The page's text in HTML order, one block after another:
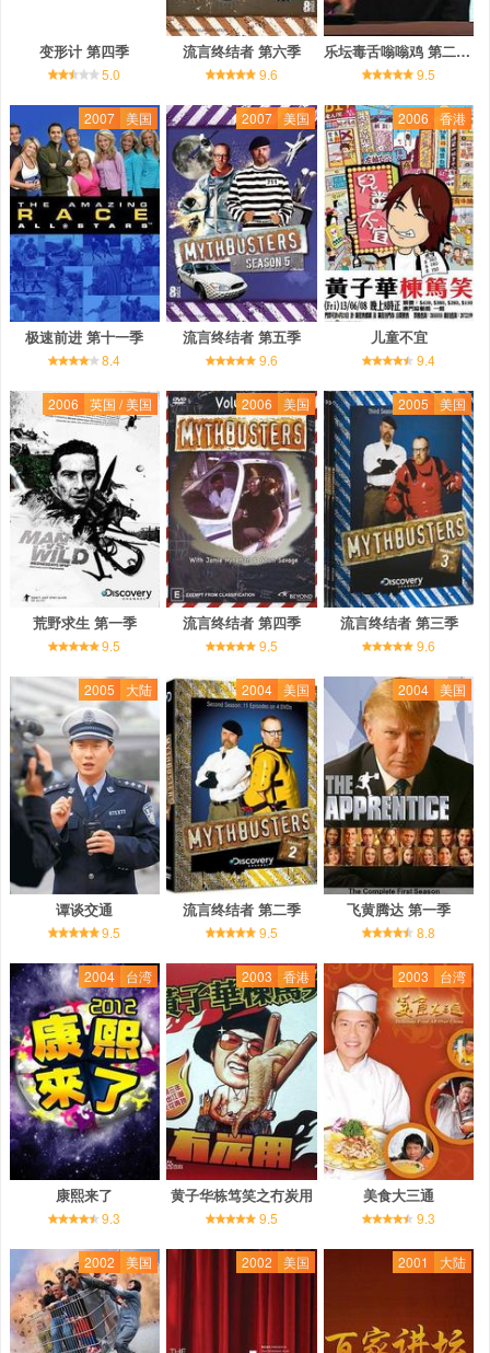
变形计 第四季
5.0
流言终结者 第六季
9.6
乐坛毒舌嗡嗡鸡 第二十一季
9.5
2007 美国
极速前进 第十一季
8.4
2007 美国
流言终结者 第五季
9.6
2006 香港
儿童不宜
9.4
2006 英国 / 美国
荒野求生 第一季
9.5
2006 美国
流言终结者 第四季
9.5
2005 美国
流言终结者 第三季
9.6
2005 大陆
谭谈交通
9.5
2004 美国
流言终结者 第二季
9.5
2004 美国
飞黄腾达 第一季
8.8
2004 台湾
康熙来了
9.3
2003 香港
黄子华栋笃笑之冇炭用
9.5
2003 台湾
美食大三通
9.3
2002 美国 2002 美国 2001 大陆